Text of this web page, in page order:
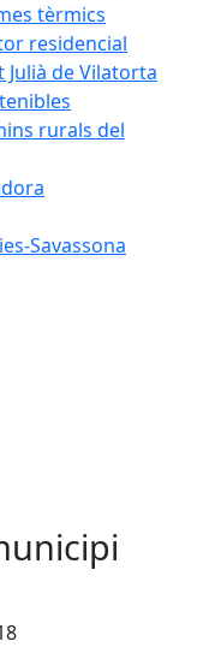
tèrmics
residencial
Julià de Vilatorta
rurals del
Savassona